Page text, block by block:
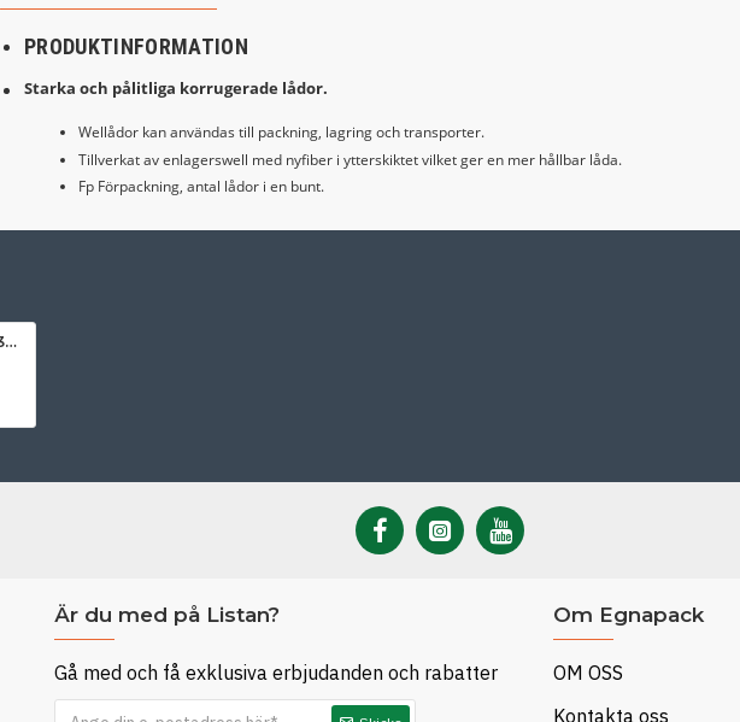
PRODUKTINFORMATION
Starka och pålitliga korrugerade lådor.
Wellådor kan användas till packning, lagring och transporter.
Tillverkat av enlagerswell med nyfiber i ytterskiktet vilket ger en mer hållbar låda.
Fp Förpackning, antal lådor i en bunt.
Enlagers wellådor 334 x 234 x 57 mm
Är du med på Listan?
Gå med och få exklusiva erbjudanden och rabatter
Om Egnapack
OM OSS
Kontakta oss